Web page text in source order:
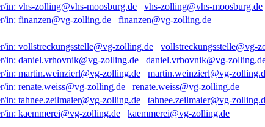
vhs-zolling@vhs-moosburg.de
finanzen@vg-zolling.de
vollstreckungsstelle@vg-
daniel.vrhovnik@vg-
martin.weinzierl@vg-
renate.weiss@vg-zolling.de
tahnee.zeilmaier@vg-
kaemmerei@vg-zolling.de